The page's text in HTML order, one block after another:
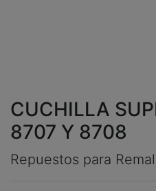
CUCHILLA
8707 Y 8708
Repuestos para